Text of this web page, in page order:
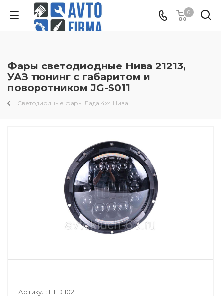
0
Фары светодиодные Нива 21213,
УАЗ тюнинг с габаритом и
поворотником JG-S011
Светодиодные фары Лада 4x4 Нива
Артикул: HLD 102